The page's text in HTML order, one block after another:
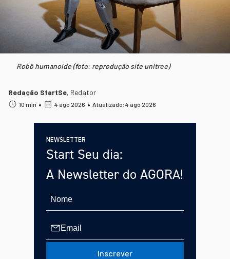
Robô humanoide (foto: reprodução site unitree)
Redação StartSe, Redator
10 min • 4 ago 2026 • Atualizado: 4 ago 2026
NEWSLETTER
Start Seu dia:
A Newsletter do AGORA!
Inscrever